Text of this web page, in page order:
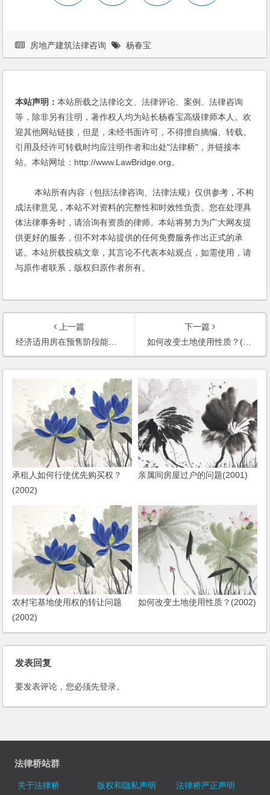
房地产建筑法律咨询 杨春宝
本站声明：本站所载之法律论文、法律评论、案例、法律咨询
等，除非另有注明，著作权人均为站长杨春宝高级律师本人。欢
迎其他网站链接，但是，未经书面许可，不得擅自摘编、转载。
引用及经许可转载时均应注明作者和出处"法律桥"，并链接本
站。本站网址：http://www.LawBridge.org。
本站所有内容（包括法律咨询、法律法规）仅供参考，不构
成法律意见，本站不对资料的完整性和时效性负责。您在处理具
体法律事务时，请洽询有资质的律师。本站将努力为广大网友提
供更好的服务，但不对本站提供的任何免费服务作出正式的承
诺。本站所载投稿文章，其言论不代表本站观点，如需使用，请
与原作者联系，版权归原作者所有。
上一篇
经济适用房在预售阶段能否出租？(2002)
下一篇
如何改变土地使用性质？(2002)
承租人如何行使优先购买权？
(2002)
亲属间房屋过户的问题(2001)
农村宅基地使用权的转让问题
(2002)
如何改变土地使用性质？(2002)
发表回复
要发表评论，您必须先登录。
法律桥站群
关于法律桥 版权和隐私声明
法律桥严正声明